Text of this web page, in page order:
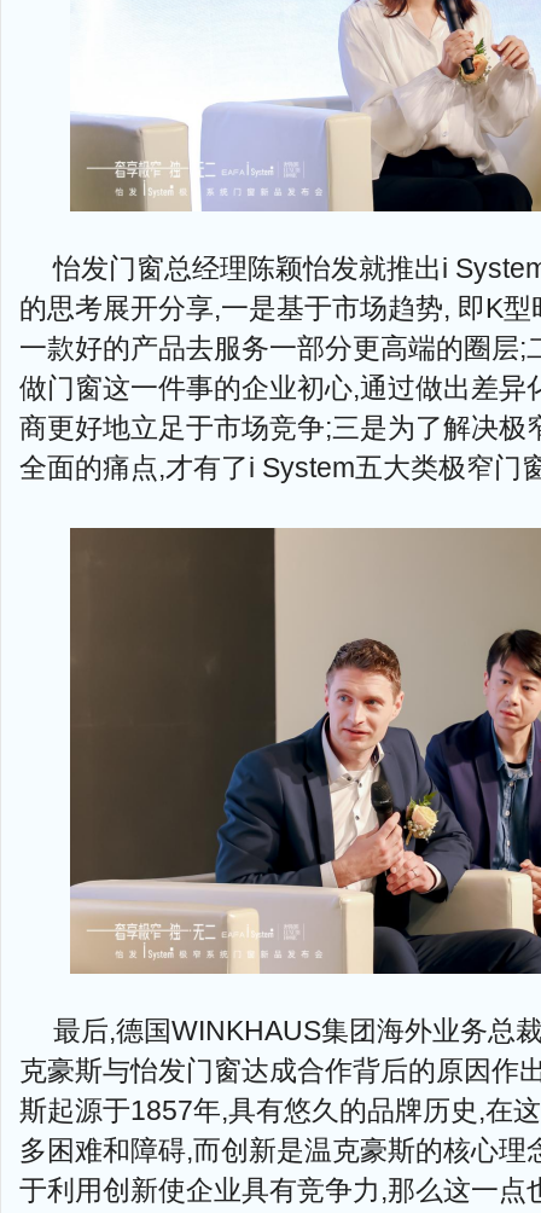
怡发门窗总经理陈颖怡发就推出i
的思考展开分享,一是基于市场趋势, 即K
一款好的产品去服务一部分更高端的圈层;
做门窗这一件事的企业初心,通过做出差异
商更好地立足于市场竞争;三是为了解决极
全面的痛点,才有了i System五大类极窄门
最后,德国WINKHAUS集团海外业务总
克豪斯与怡发门窗达成合作背后的原因作
斯起源于1857年,具有悠久的品牌历史,在
多困难和障碍,而创新是温克豪斯的核心理
于利用创新使企业具有竞争力,那么这一点